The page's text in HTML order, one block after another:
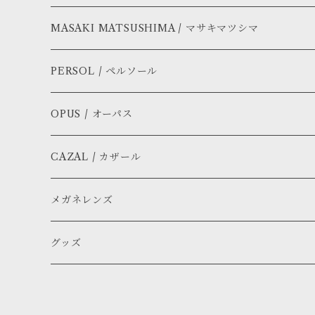
MASAKI MATSUSHIMA / マサキマツシマ
PERSOL / ペルソール
OPUS / オーパス
CAZAL / カザール
メガネレンズ
グッズ